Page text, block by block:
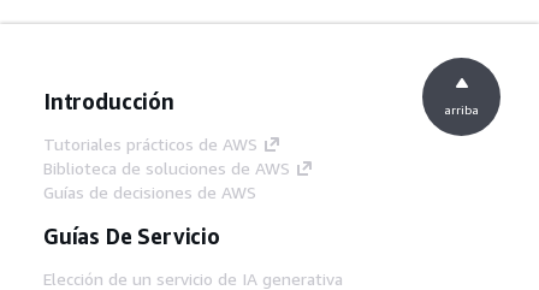
Introducción
Tutoriales prácticos de AWS
Biblioteca de soluciones de AWS
Guías de decisiones de AWS
Guías De Servicio
Elección de un servicio de IA generativa
arriba